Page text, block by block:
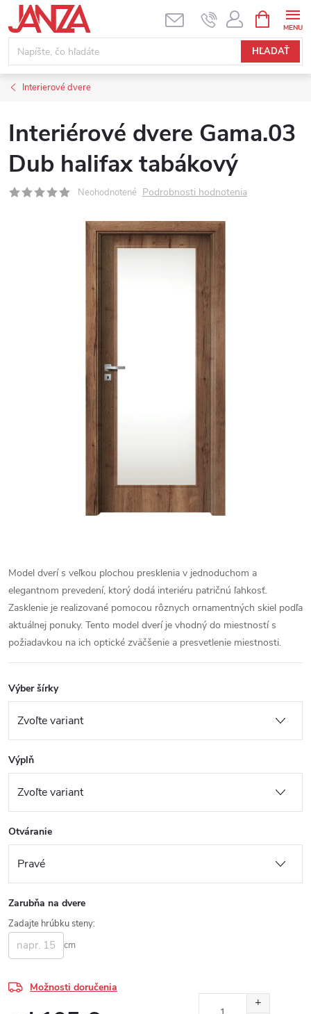
Prejsť na obsah
HĽADAŤ
Interierové dvere
Interiérové dvere Gama.03
Dub halifax tabákový
Neohodnotené Podrobnosti hodnotenia
Model dverí s veľkou plochou presklenia v jednoduchom a
elegantnom prevedení, ktorý dodá interiéru patričnú ľahkosť.
Zasklenie je realizované pomocou rôznych ornamentných skiel podľa
aktuálnej ponuky. Tento model dverí je vhodný do miestností s
požiadavkou na ich optické zväčšenie a presvetlenie miestnosti.
Výber šírky
Výplň
Otváranie
Zarubňa na dvere
Zadajte hrúbku steny:
cm
Možnosti doručenia